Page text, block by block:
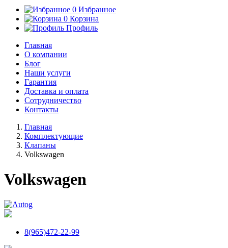
0 Избранное
0 Корзина
Профиль
Главная
О компании
Блог
Наши услуги
Гарантия
Доставка и оплата
Сотрудничество
Контакты
Главная
Комплектующие
Клапаны
Volkswagen
Volkswagen
8(965)472-22-99